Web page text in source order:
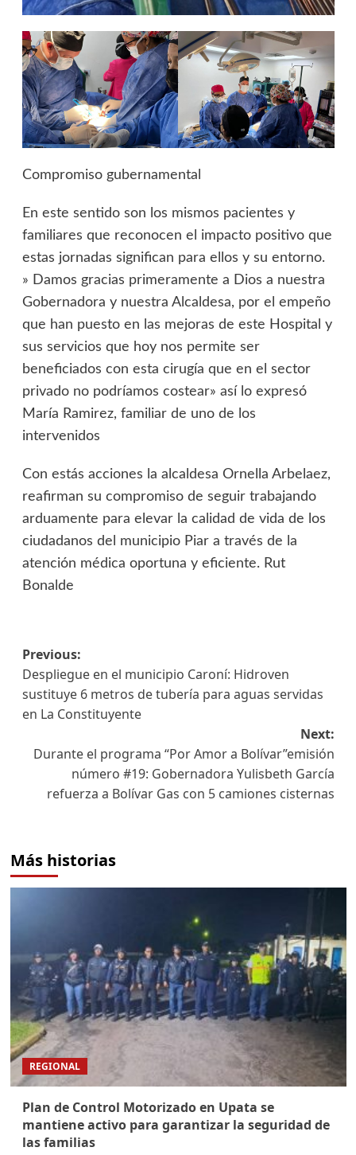
Compromiso gubernamental
En este sentido son los mismos pacientes y
familiares que reconocen el impacto positivo que
estas jornadas significan para ellos y su entorno.
» Damos gracias primeramente a Dios a nuestra
Gobernadora y nuestra Alcaldesa, por el empeño
que han puesto en las mejoras de este Hospital y
sus servicios que hoy nos permite ser
beneficiados con esta cirugía que en el sector
privado no podríamos costear» así lo expresó
María Ramirez, familiar de uno de los
intervenidos
Con estás acciones la alcaldesa Ornella Arbelaez,
reafirman su compromiso de seguir trabajando
arduamente para elevar la calidad de vida de los
ciudadanos del municipio Piar a través de la
atención médica oportuna y eficiente. Rut
Bonalde
Previous:
Despliegue en el municipio Caroní: Hidroven
sustituye 6 metros de tubería para aguas servidas
en La Constituyente
Next:
Durante el programa “Por Amor a Bolívar”emisión
número #19: Gobernadora Yulisbeth García
refuerza a Bolívar Gas con 5 camiones cisternas
Más historias
REGIONAL
Plan de Control Motorizado en Upata se
mantiene activo para garantizar la seguridad de
las familias